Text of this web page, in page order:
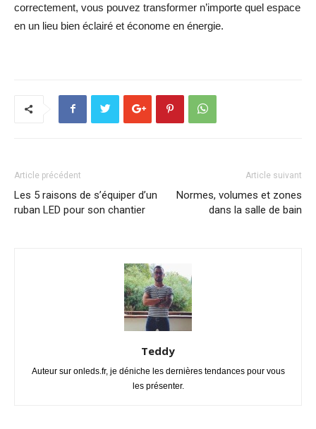
correctement, vous pouvez transformer n’importe quel espace
en un lieu bien éclairé et économe en énergie.
Article précédent
Les 5 raisons de s’équiper d’un
ruban LED pour son chantier
Article suivant
Normes, volumes et zones
dans la salle de bain
Teddy
Auteur sur onleds.fr, je déniche les dernières tendances pour vous
les présenter.